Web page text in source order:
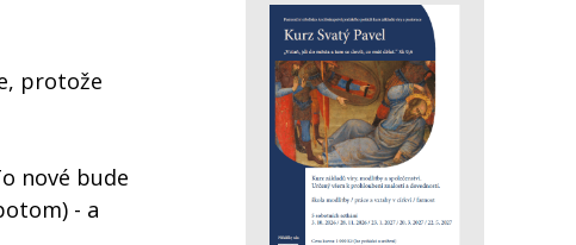
protože
nové bude
- a